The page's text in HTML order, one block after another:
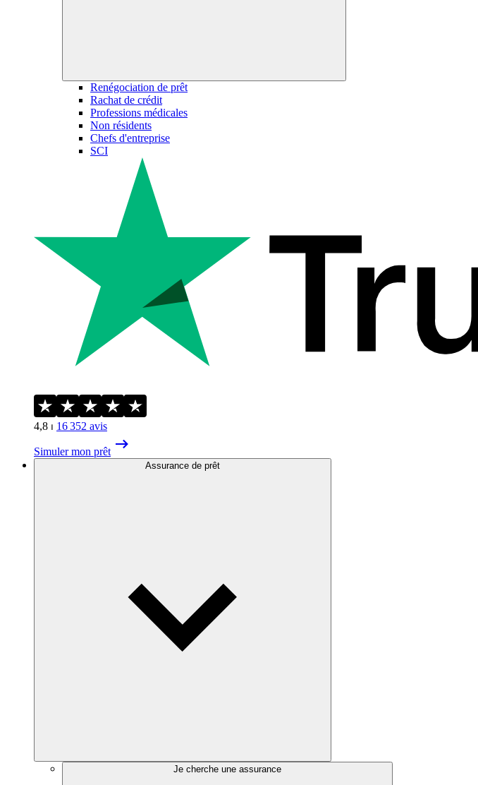
Renégociation de prêt
Rachat de crédit
Professions médicales
Non résidents
Chefs d'entreprise
SCI
4,8 ⏐ 16 352 avis
Simuler mon prêt
Assurance de prêt
Je cherche une assurance